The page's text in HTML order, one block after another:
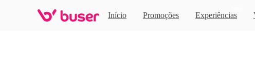
Início Promoções Experiências
Home